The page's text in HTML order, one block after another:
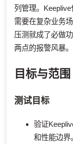
列管理。
需要在复杂业务
压测就成了必做
两点的报警风暴。
目标与范围
测试目标
验证
和性能边界